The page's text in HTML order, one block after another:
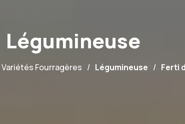
Légumineuse
Variétés Fourragères Légumineuse Ferti